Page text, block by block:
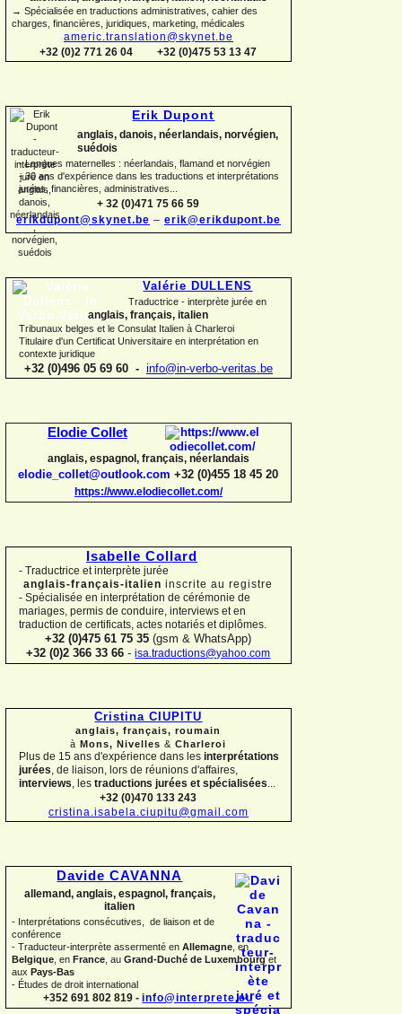
→ Spécialisée en traductions administratives, cahier des
charges, financières, juridiques, marketing, médicales
americ.translation@skynet.be
+32 (0)2 771 26 04
+32 (0)475 53 13 47
Erik Dupont
anglais, danois, néerlandais, norvégien,
suédois
-Langues maternelles : néerlandais, flamand et norvégien
-30 ans d'expérience dans les traductions et interprétations
jurées, financières, administratives...
+ 32 (0)471 75 66 59
erikdupont@skynet.be – erik@erikdupont.be
Valérie DULLENS
Traductrice - interprète jurée en
anglais, français, italien
Tribunaux belges et le Consulat Italien à Charleroi
Titulaire d'un Certificat Universitaire en interprétation en
contexte juridique
+32 (0)496 05 69 60 - info@in-verbo-veritas.be
Elodie Collet
anglais, espagnol, français, néerlandais
elodie_collet@outlook.com +32 (0)455 18 45 20
https://www.elodiecollet.com/
Isabelle Collard
- Traductrice et interprète jurée
anglais-français-italien inscrite au registre
- Spécialisée en interprétation de cérémonie de
mariages, permis de conduire, interviews et en
traduction de certificats, actes notariés et diplômes.
+32 (0)475 61 75 35 (gsm & WhatsApp)
+32 (0)2 366 33 66- isa.traductions@yahoo.com
Cristina CIUPITU
anglais, français, roumain
àMons, Nivelles& Charleroi
Plus de 15 ans d'expérience dans les interprétations
jurées , de liaison, lors de réunions d'affaires,
interviews , les traductions jurées et spécialisées
+32 (0)470 133 243
cristina.isabela.ciupitu@gmail.com
Davide CAVANNA
allemand, anglais, espagnol, français,
italien
- Interprétations consécutives, de liaison et de
conférence
- Traducteur-interprète assermenté en Allemagne , en
Belgique , en France , au Grand-Duché de Luxembourget
aux Pays-Bas
- Études de droit international
+352 691 802 819 - info@interprete.eu